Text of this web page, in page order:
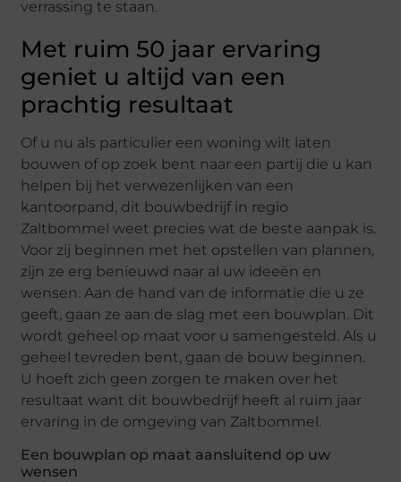
verrassing te staan.
Met ruim 50 jaar ervaring
geniet u altijd van een
prachtig resultaat
Of u nu als particulier een woning wilt laten
bouwen of op zoek bent naar een partij die u kan
helpen bij het verwezenlijken van een
kantoorpand, dit bouwbedrijf in regio
Zaltbommel weet precies wat de beste aanpak is.
Voor zij beginnen met het opstellen van plannen,
zijn ze erg benieuwd naar al uw ideeën en
wensen. Aan de hand van de informatie die u ze
geeft, gaan ze aan de slag met een bouwplan. Dit
wordt geheel op maat voor u samengesteld. Als u
geheel tevreden bent, gaan de bouw beginnen.
U hoeft zich geen zorgen te maken over het
resultaat want dit bouwbedrijf heeft al ruim jaar
ervaring in de omgeving van Zaltbommel.
Een bouwplan op maat aansluitend op uw
wensen